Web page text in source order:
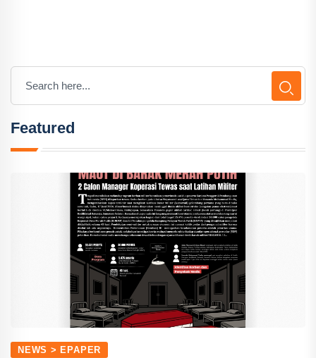
Featured
NEWS > EPAPER